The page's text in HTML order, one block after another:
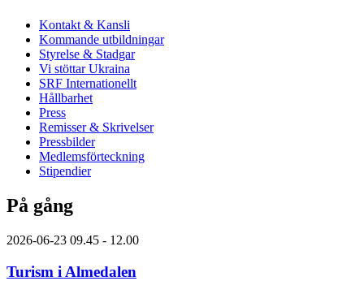
Kontakt & Kansli
Kommande utbildningar
Styrelse & Stadgar
Vi stöttar Ukraina
SRF Internationellt
Hållbarhet
Press
Remisser & Skrivelser
Pressbilder
Medlemsförteckning
Stipendier
På gång
2026-06-23 09.45 - 12.00
Turism i Almedalen